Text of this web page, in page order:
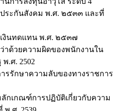
ะกันสังคม พ.ศ. ๒๕๓๓ และที่
งินทดแทน พ.ศ. ๒๕๓๗
ด้วยความผิดของพนักงานใน
.ศ. 2502
รรักษาความลับของทางราชการ
กเกณฑ์การปฏิบัติเกี่ยวกับความ